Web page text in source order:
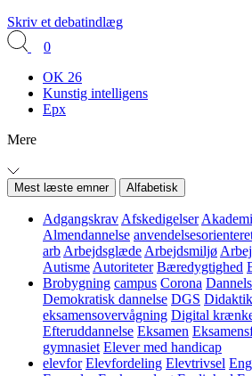
Skriv et debatindlæg
0
OK 26
Kunstig intelligens
Epx
Mere
Mest læste emner Alfabetisk
Adgangskrav Afskedigelser
Almendannelse
arb Arbejdsglæde Arbejdsmiljø
Autisme Autoriteter Bæredygtighed
Brobygning campus Corona
Demokratisk dannelse DGS Didaktik
eksamensovervågning Digital
Efteruddannelse Eksamen
gymnasiet Elever med handicap
elevfor Elevfordeling Elevtrivsel